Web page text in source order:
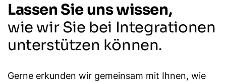
Lassen Sie uns wissen,
wie wir Sie bei Integrationen
unterstützen können.
Gerne erkunden wir gemeinsam mit Ihnen, wie